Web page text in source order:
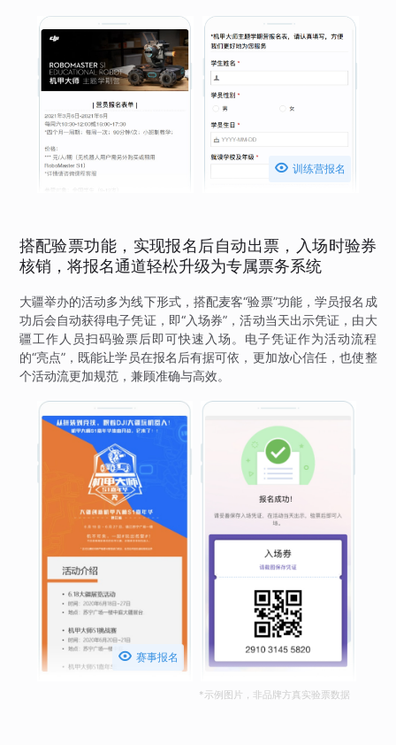
 训练营报名
搭配验票功能，实现报名后自动出票，入场时验券
核销，将报名通道轻松升级为专属票务系统
大疆举办的活动多为线下形式，搭配麦客“验票”功能，学员报名成
功后会自动获得电子凭证，即“入场券”，活动当天出示凭证，由大
疆工作人员扫码验票后即可快速入场。电子凭证作为活动流程
的“亮点”，既能让学员在报名后有据可依，更加放心信任，也使整
个活动流更加规范，兼顾准确与高效。
 赛事报名
*示例图片，非品牌方真实验票数据